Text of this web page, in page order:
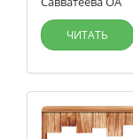
ЧИТАТЬ